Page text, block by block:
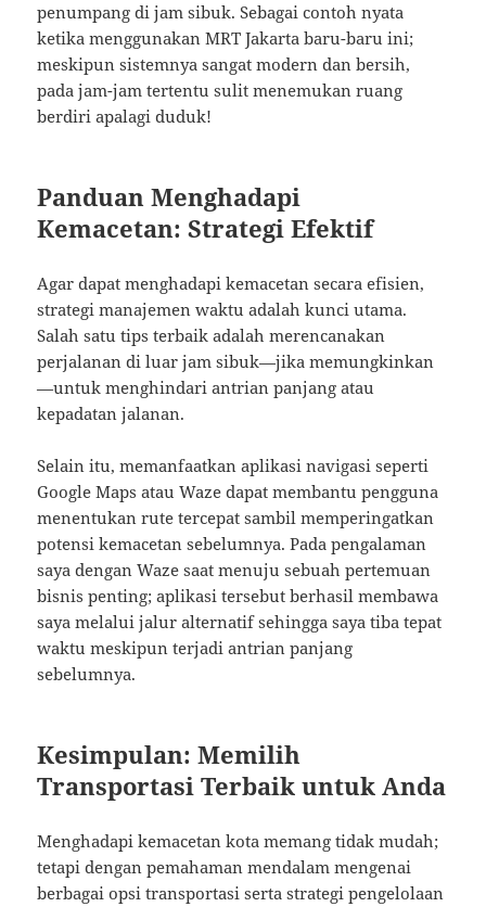
penumpang di jam sibuk. Sebagai contoh nyata
ketika menggunakan MRT Jakarta baru-baru ini;
meskipun sistemnya sangat modern dan bersih,
pada jam-jam tertentu sulit menemukan ruang
berdiri apalagi duduk!
Panduan Menghadapi
Kemacetan: Strategi Efektif
Agar dapat menghadapi kemacetan secara efisien,
strategi manajemen waktu adalah kunci utama.
Salah satu tips terbaik adalah merencanakan
perjalanan di luar jam sibuk—jika memungkinkan
—untuk menghindari antrian panjang atau
kepadatan jalanan.
Selain itu, memanfaatkan aplikasi navigasi seperti
Google Maps atau Waze dapat membantu pengguna
menentukan rute tercepat sambil memperingatkan
potensi kemacetan sebelumnya. Pada pengalaman
saya dengan Waze saat menuju sebuah pertemuan
bisnis penting; aplikasi tersebut berhasil membawa
saya melalui jalur alternatif sehingga saya tiba tepat
waktu meskipun terjadi antrian panjang
sebelumnya.
Kesimpulan: Memilih
Transportasi Terbaik untuk Anda
Menghadapi kemacetan kota memang tidak mudah;
tetapi dengan pemahaman mendalam mengenai
berbagai opsi transportasi serta strategi pengelolaan